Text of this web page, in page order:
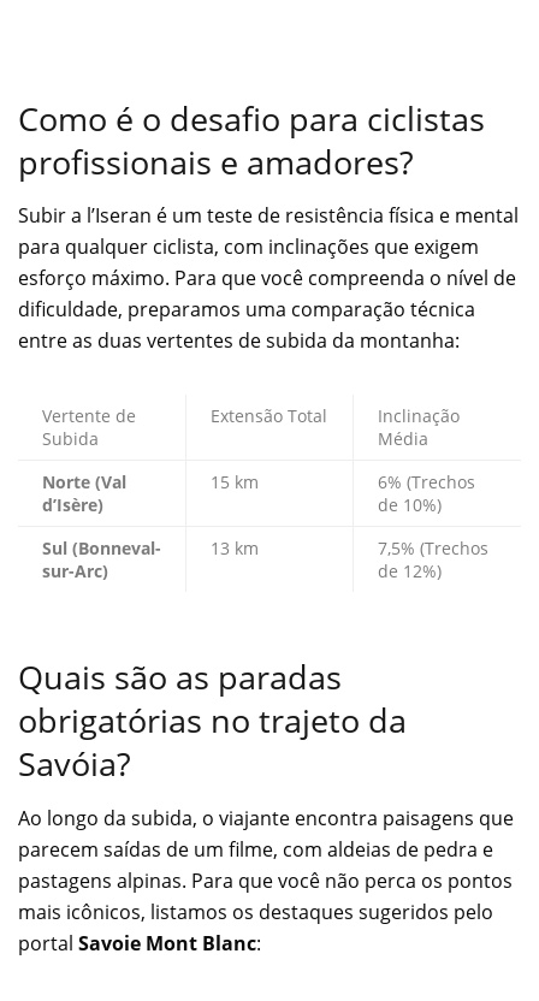
Como é o desafio para ciclistas
profissionais e amadores?
Subir a l’Iseran é um teste de resistência física e mental
para qualquer ciclista, com inclinações que exigem
esforço máximo. Para que você compreenda o nível de
dificuldade, preparamos uma comparação técnica
entre as duas vertentes de subida da montanha:
Vertente de
Subida
Extensão Total
Inclinação
Média
Norte (Val
d’Isère)
15 km
6% (Trechos
de 10%)
Sul (Bonneval-
sur-Arc)
13 km
7,5% (Trechos
de 12%)
Quais são as paradas
obrigatórias no trajeto da
Savóia?
Ao longo da subida, o viajante encontra paisagens que
parecem saídas de um filme, com aldeias de pedra e
pastagens alpinas. Para que você não perca os pontos
mais icônicos, listamos os destaques sugeridos pelo
portal Savoie Mont Blanc: